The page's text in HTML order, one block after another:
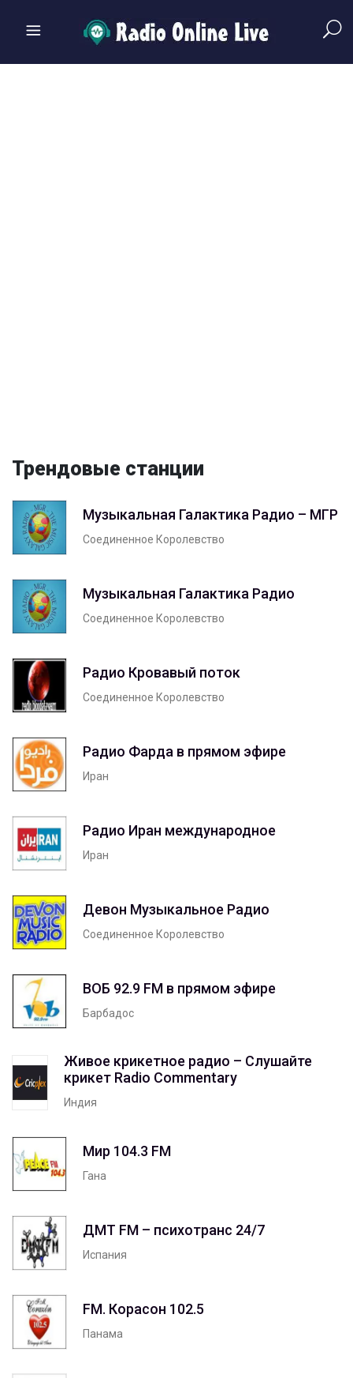
Трендовые станции
Музыкальная Галактика Радио – МГР
Соединенное Королевство
Музыкальная Галактика Радио
Соединенное Королевство
Радио Кровавый поток
Соединенное Королевство
Радио Фарда в прямом эфире
Иран
Радио Иран международное
Иран
Девон Музыкальное Радио
Соединенное Королевство
ВОБ 92.9 FM в прямом эфире
Барбадос
Живое крикетное радио – Слушайте
крикет Radio Commentary
Индия
Мир 104.3 FM
Гана
ДМТ FM – психотранс 24/7
Испания
FM. Корасон 102.5
Панама